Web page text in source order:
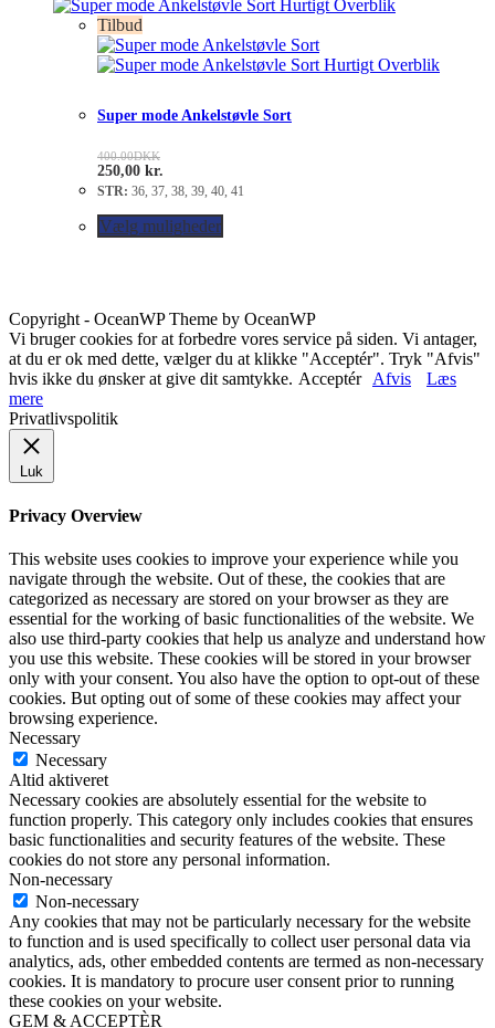
Hurtigt Overblik
Tilbud
Hurtigt Overblik
Super mode Ankelstøvle Sort
400.00DKK
250,00 kr.
STR: 36, 37, 38, 39, 40, 41
Vælg muligheder
Copyright - OceanWP Theme by OceanWP
Vi bruger cookies for at forbedre vores service på siden. Vi antager,
at du er ok med dette, vælger du at klikke "Acceptér". Tryk "Afvis"
hvis ikke du ønsker at give dit samtykke. Acceptér Afvis
Læs
mere
Privatlivspolitik
Luk
Privacy Overview
This website uses cookies to improve your experience while you
navigate through the website. Out of these, the cookies that are
categorized as necessary are stored on your browser as they are
essential for the working of basic functionalities of the website. We
also use third-party cookies that help us analyze and understand how
you use this website. These cookies will be stored in your browser
only with your consent. You also have the option to opt-out of these
cookies. But opting out of some of these cookies may affect your
browsing experience.
Necessary
Necessary
Altid aktiveret
Necessary cookies are absolutely essential for the website to
function properly. This category only includes cookies that ensures
basic functionalities and security features of the website. These
cookies do not store any personal information.
Non-necessary
Non-necessary
Any cookies that may not be particularly necessary for the website
to function and is used specifically to collect user personal data via
analytics, ads, other embedded contents are termed as non-necessary
cookies. It is mandatory to procure user consent prior to running
these cookies on your website.
GEM & ACCEPTÈR